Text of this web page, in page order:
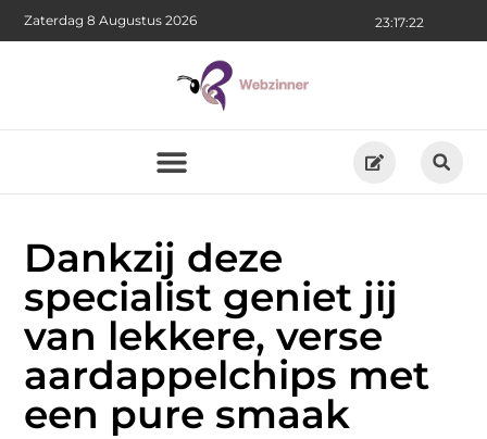
23:17:23
Zaterdag 8 Augustus 2026
Dankzij deze
specialist geniet jij
van lekkere, verse
aardappelchips met
een pure smaak